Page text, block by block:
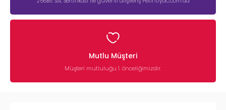
Mutlu Müşteri
Müşteri mutluluğu 1. önceliğimizdir.